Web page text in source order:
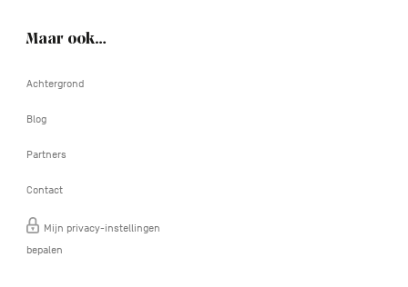
Maar ook…
Achtergrond
Blog
Partners
Contact
Mijn privacy-instellingen
bepalen